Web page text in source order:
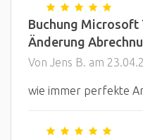
Buchung Microsoft
Änderung
Von Jens B. am
wie immer perfekte